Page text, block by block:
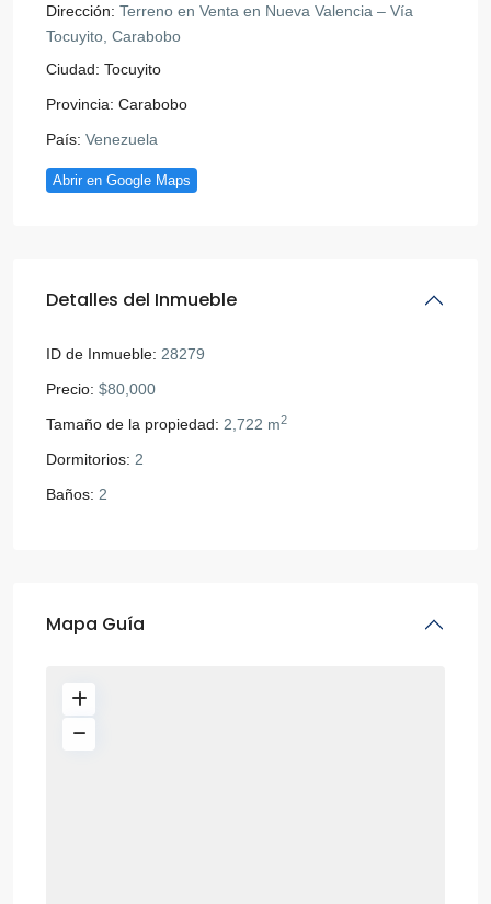
Dirección: Terreno en Venta en Nueva Valencia – Vía
Tocuyito, Carabobo
Ciudad: Tocuyito
Provincia: Carabobo
País: Venezuela
Abrir en Google Maps
Detalles del Inmueble
ID de Inmueble: 28279
Precio: $80,000
Tamaño de la propiedad: 2,722 m2
Dormitorios: 2
Baños: 2
Mapa Guía